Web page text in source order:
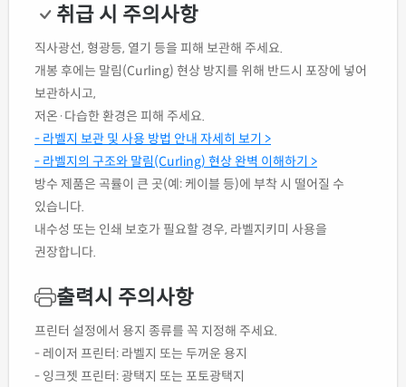
취급 시 주의사항
직사광선, 형광등, 열기 등을 피해 보관해 주세요.
개봉 후에는 말림(Curling) 현상 방지를 위해 반드시 포장에 넣어
보관하시고,
저온·다습한 환경은 피해 주세요.
- 라벨지 보관 및 사용 방법 안내 자세히 보기 >
- 라벨지의 구조와 말림(Curling) 현상 완벽 이해하기 >
방수 제품은 곡률이 큰 곳(예: 케이블 등)에 부착 시 떨어질 수
있습니다.
내수성 또는 인쇄 보호가 필요할 경우, 라벨지키미 사용을
권장합니다.
출력시 주의사항
프린터 설정에서 용지 종류를 꼭 지정해 주세요.
- 레이저 프린터: 라벨지 또는 두꺼운 용지
- 잉크젯 프린터: 광택지 또는 포토광택지